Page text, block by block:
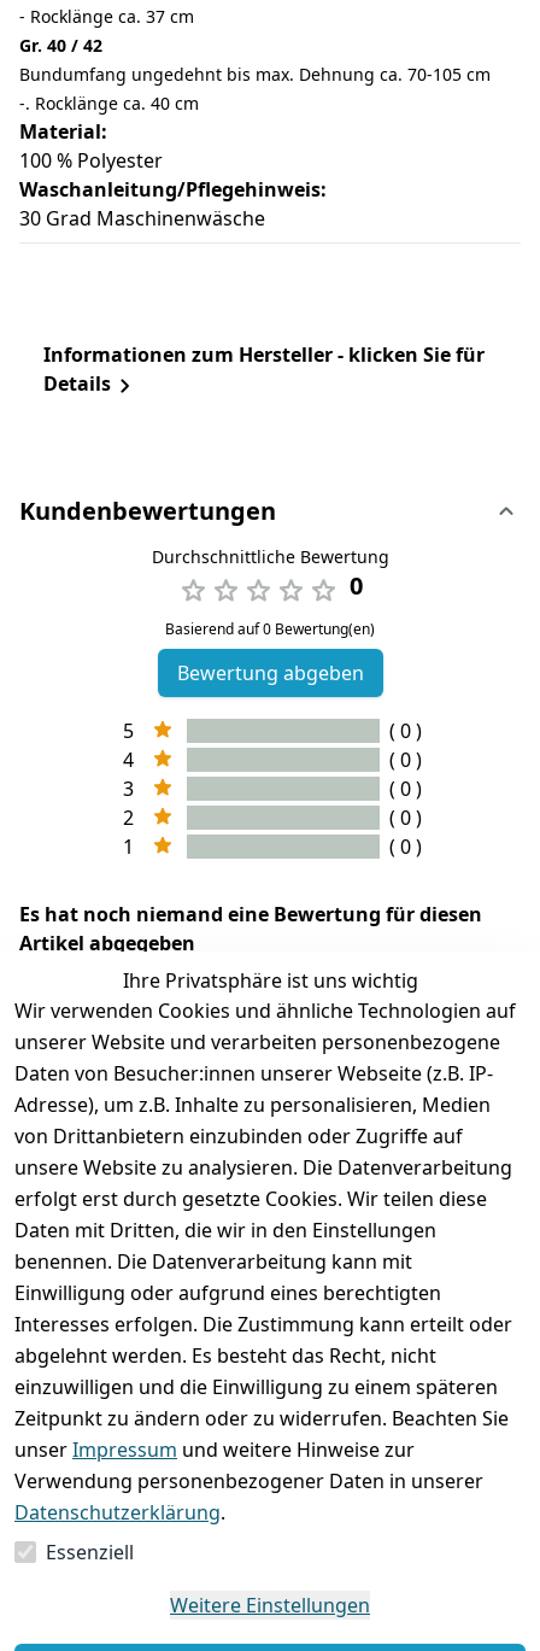
- Rocklänge ca. 37 cm
Gr. 40 / 42
Bundumfang ungedehnt bis max. Dehnung ca. 70-105 cm
-. Rocklänge ca. 40 cm
Material:
100 % Polyester
Waschanleitung/Pflegehinweis:
30 Grad Maschinenwäsche
Informationen zum Hersteller - klicken Sie für
Details
Kundenbewertungen
Durchschnittliche Bewertung
0
Basierend auf 0 Bewertung(en)
Bewertung abgeben
5
( 0 )
4
( 0 )
3
( 0 )
2
( 0 )
1
( 0 )
Es hat noch niemand eine Bewertung für diesen
Artikel abgegeben
Ihre Privatsphäre ist uns wichtig
Wir verwenden Cookies und ähnliche Technologien auf
unserer Website und verarbeiten personenbezogene
Daten von Besucher:innen unserer Webseite (z.B. IP-
Adresse), um z.B. Inhalte zu personalisieren, Medien
von Drittanbietern einzubinden oder Zugriffe auf
unsere Website zu analysieren. Die Datenverarbeitung
erfolgt erst durch gesetzte Cookies. Wir teilen diese
Daten mit Dritten, die wir in den Einstellungen
benennen. Die Datenverarbeitung kann mit
Einwilligung oder aufgrund eines berechtigten
Interesses erfolgen. Die Zustimmung kann erteilt oder
abgelehnt werden. Es besteht das Recht, nicht
einzuwilligen und die Einwilligung zu einem späteren
Zeitpunkt zu ändern oder zu widerrufen. Beachten Sie
unserImpressum und weitere Hinweise zur
Verwendung personenbezogener Daten in unserer
Datenschutzerklärung.
Essenziell
Weitere Einstellungen
Rechtliches
Impressum
Datenschutze
rklärung
Batterieentsor
gung
Widerrufsrec
Services
Kontakt
Registrieren
Zahlung und
Versand
Umtausch /
Reklamation
Wir
versenden
mit
Folgt uns
gern auf
Zahle
bequem per